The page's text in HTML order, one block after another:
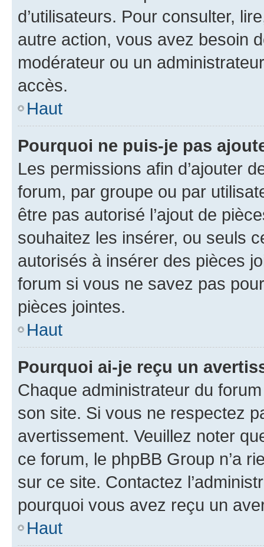
d’utilisateurs. Pour consulter,
autre action, vous avez besoin
modérateur ou un
accès.
Haut
Pourquoi ne puis-je pas
Les permissions afin d’ajouter
forum, par groupe ou par
être pas autorisé l’ajout de
souhaitez les insérer, ou seuls
autorisés à insérer des pièces
forum si vous ne savez pas
pièces jointes.
Haut
Pourquoi ai-je reçu un
Chaque administrateur du
son site. Si vous ne respectez
avertissement. Veuillez noter
ce forum, le phpBB Group n’a
sur ce site. Contactez
pourquoi vous avez reçu un
Haut